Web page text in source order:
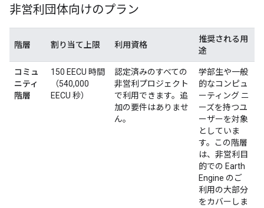
非営利団体向けのプラン
階層 割り当て上限 利用資格
推奨される用
途
コミュ
ニティ
階層
150 EECU 時間
（540,000
EECU 秒）
認定済みのすべての
非営利プロジェクト
で利用できます。追
加の要件はありませ
ん。
学部生や一般
的なコンピュ
ーティング ニ
ーズを持つユ
ーザーを対象
としていま
す。この階層
は、非営利目
的での Earth
Engine のご
利用の大部分
をカバーしま